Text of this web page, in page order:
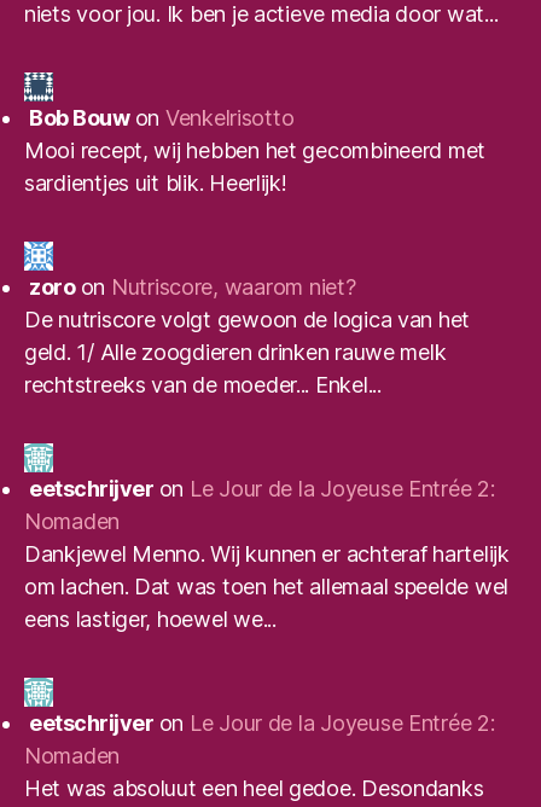
niets voor jou. Ik ben je actieve media door wat...
Bob Bouwon Venkelrisotto
Mooi recept, wij hebben het gecombineerd met
sardientjes uit blik. Heerlijk!
zoroon Nutriscore, waarom niet?
De nutriscore volgt gewoon de logica van het
geld. 1/ Alle zoogdieren drinken rauwe melk
rechtstreeks van de moeder... Enkel...
eetschrijver on Le Jour de la Joyeuse Entrée 2:
Nomaden
Dankjewel Menno. Wij kunnen er achteraf hartelijk
om lachen. Dat was toen het allemaal speelde wel
eens lastiger, hoewel we...
eetschrijver on Le Jour de la Joyeuse Entrée 2:
Nomaden
Het was absoluut een heel gedoe. Desondanks